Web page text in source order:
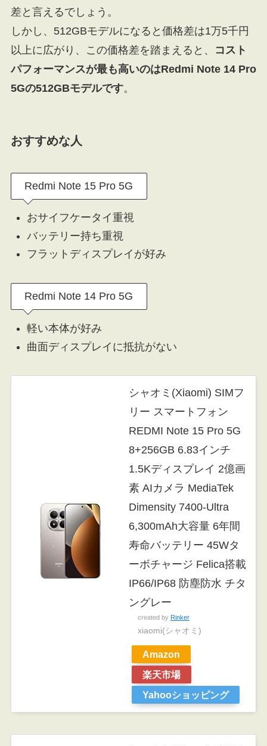
差と言えるでしょう。
しかし、512GBモデルになると価格差は1万5千円
以上に広がり、この価格差を踏まえると、
コスト
パフォーマンスが最も高いのはRedmi Note 14 Pro
5Gの512GBモデルです。
おすすめな人
Redmi Note 15 Pro 5G
おサイフケータイ重視
バッテリー持ち重視
フラットディスプレイが好み
Redmi Note 14 Pro 5G
軽い本体が好み
曲面ディスプレイに抵抗がない
シャオミ(Xiaomi) SIMフ
リー スマートフォン
REDMI Note 15 Pro 5G
8+256GB 6.83インチ
1.5Kディスプレイ 2億画
素 AIカメラ MediaTek
Dimensity 7400-Ultra
6,300mAh大容量 6年間
寿命バッテリー 45Wタ
ーボチャージ Felica搭載
IP66/IP68 防塵防水 チタ
ングレー
created by Rinker
xiaomi(シャオミ)
Amazon
楽天市場
Yahooショッピング